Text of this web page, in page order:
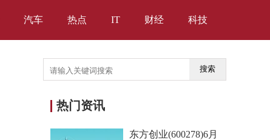
汽车 热点 IT 财经 科技
搜索
热门资讯
东方创业(600278)6月